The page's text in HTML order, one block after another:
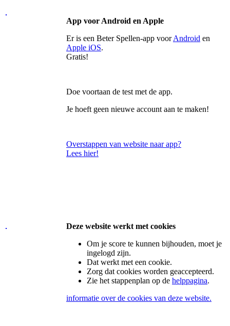
App voor Android en Apple
Er is een Beter Spellen-app voorAndroid en
Apple iOS.
Gratis!
Doe voortaan de test met de app.
Je hoeft geen nieuwe account aan te maken!
Overstappen van website naar app?
Lees hier!
Deze website werkt met cookies
Om je score te kunnen bijhouden, moet je
ingelogd zijn.
Dat werkt met een cookie.
Zorg dat cookies worden geaccepteerd.
Zie het stappenplan op de helppagina.
informatie over de cookies van deze website.